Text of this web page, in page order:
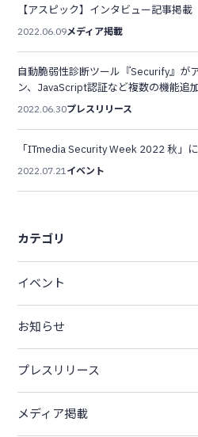
【アスピック】インタビュー記事掲載
2022.06.09メディア掲載
自動脆弱性診断ツール『Securify』が
ン、JavaScript認証など複数の機能追
2022.06.30プレスリリース
「ITmedia Security Week 2022 秋」
2022.07.21イベント
カテゴリ
イベント
お知らせ
プレスリリース
メディア掲載